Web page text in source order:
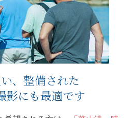
、整備された
影にも最適です